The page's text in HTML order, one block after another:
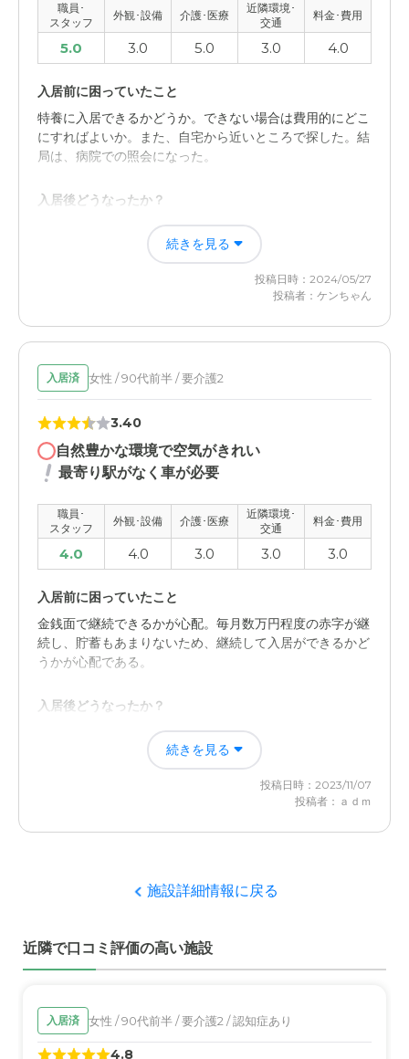
職員･
スタッフ
外観･設備 介護･医療
近隣環境･
交通
料金･費用
5.0 3.0 5.0 3.0 4.0
入居前に困っていたこと
特養に入居できるかどうか。できない場合は費用的にどこ
にすればよいか。また、自宅から近いところで探した。結
局は、病院での照会になった。
入居後どうなったか？
自宅から一時間以内の施設に入れた。また、費用について
も何とかなる(年金額では足りないが、兄弟で何とか払え
る額)であり安心した。
くてやや不満足感を感じる。
職員・スタッフ・他入居者の雰囲気について
特に感じられるのは、親身になって看病してくれる雰囲気
がはっきりとわかる。いつも頭が下がる思いでいるため。
親族と同じくらい大切にしてくれている。
外観・内装・居室・設備について
特にきれいでもないが、不潔な施設でもない。それなりの
施設だが不満はない。ただし、ごく普通であり上級でもな
いので普通とした。
介護医療サービスについて
体調不良や熱が出た時もすぐに連絡をもらえる。また、す
で処置してくれる。
近隣環境や交通アクセスについて
近隣は静かで環境良好だがやや不便な場所にあるため電車
などの交通機関では行けず自家用車でなければ入れないこ
足。多少の持ち出しをしなければならない。
続きを見る
投稿日時：2024/05/27
投稿者：ケンちゃん
入居済 女性 / 90代前半 / 要介護2
3.40
自然豊かな環境で空気がきれい
最寄り駅がなく車が必要
職員･
スタッフ
外観･設備 介護･医療
近隣環境･
交通
料金･費用
4.0 4.0 3.0 3.0 3.0
入居前に困っていたこと
金銭面で継続できるかが心配。毎月数万円程度の赤字が継
続し、貯蓄もあまりないため、継続して入居ができるかど
うかが心配である。
入居後どうなったか？
排せつや、食事、入浴等が一人でできないため、家族によ
る介護、補助がひつようあったが、その労力から開放され
た、特に夜が大変であった、
多くの職員、スタッフの方々が親切で、明朗な雰囲気を醸
し出していた。表面的には大きな問題はなかった。
外観・内装・居室・設備について
比較的新しい施設であり、設備面、機材等も不具合や、問
続きを見る
投稿日時：2023/11/07
投稿者：ａｄｍ
施設詳細情報に戻る
近隣で口コミ評価の高い施設
入居済 女性 / 90代前半 / 要介護2 / 認知症あり
4.8